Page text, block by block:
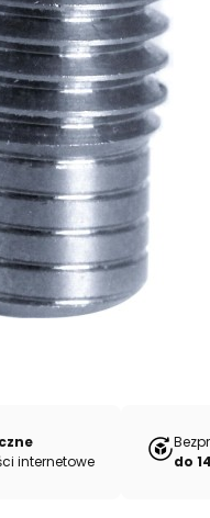
internetowe
do